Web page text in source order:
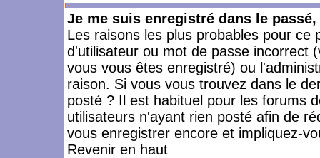
Je me suis enregistré dans le
Les raisons les plus probables pour
d'utilisateur ou mot de passe incorrect
vous vous êtes enregistré) ou
raison. Si vous vous trouvez dans le
posté ? Il est habituel pour les forums
utilisateurs n'ayant rien posté afin de
vous enregistrer encore et impliquez-
Revenir en haut